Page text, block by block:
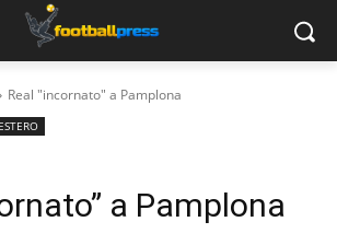
Real "incornato" a Pamplona
a Pamplona